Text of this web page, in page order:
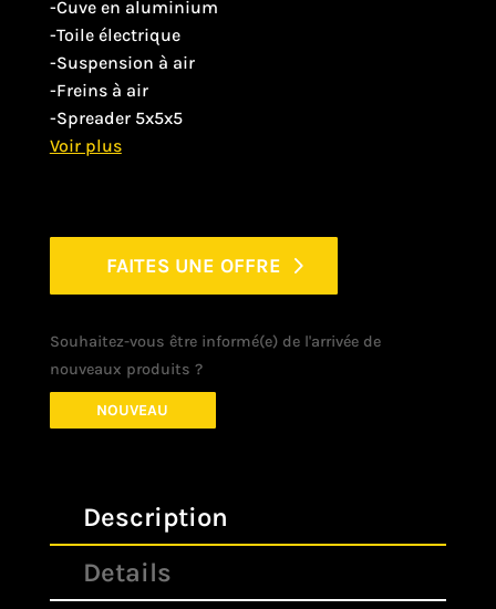
-Cuve en aluminium
-Toile électrique
-Suspension à air
-Freins à air
-Spreader 5x5x5
FAITES UNE OFFRE
Souhaitez-vous être informé(e) de l'arrivée de
nouveaux produits ?
NOUVEAU
Description
Details